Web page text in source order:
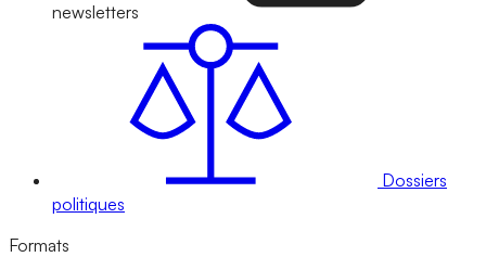
newsletters
Dossiers
politiques
Formats